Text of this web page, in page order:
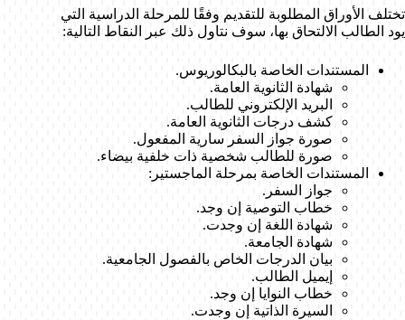
تختلف الأوراق المطلوبة للتقديم وفقًا للمرحلة الدراسية التي
يود الطالب الالتحاق بها، سوف نتاول ذلك عبر النقاط التالية:
المستندات الخاصة بالبكالوريوس.
شهادة الثانوية العامة.
البريد الإلكتروني للطالب.
كشف درجات الثانوية العامة.
صورة جواز السفر سارية المفعول.
صورة للطالب شخصية ذات خلفية بيضاء.
المستندات الخاصة بمرحلة الماجستير:
جواز السفر.
خطاب التوصية إن وجد.
شهادة اللغة إن وجدت.
شهادة الجامعة.
بيان الدرجات الخاص بالفصول الجامعية.
إيميل الطالب.
خطاب النوايا إن وجد.
السيرة الذاتية إن وجدت.